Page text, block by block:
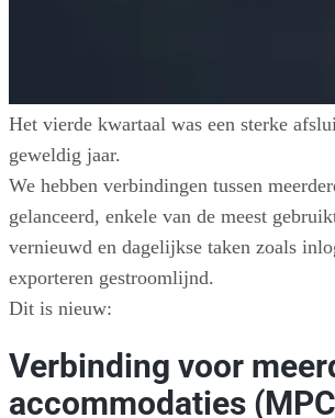
Het vierde kwartaal was een sterke
geweldig jaar.
We hebben verbindingen tussen
gelanceerd, enkele van de meest
vernieuwd en dagelijkse taken zoals
exporteren gestroomlijnd.
Dit is nieuw:
Verbinding voor
accommodaties